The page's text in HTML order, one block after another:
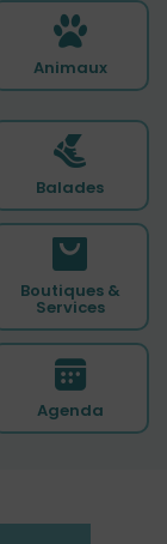
Animaux
Balades
Boutiques &
Services
Agenda